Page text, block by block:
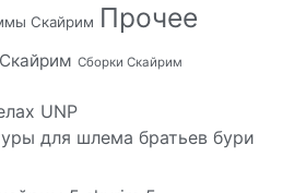
Скайрим Прочее
Сборки Скайрим
UNP
для шлема братьев бури